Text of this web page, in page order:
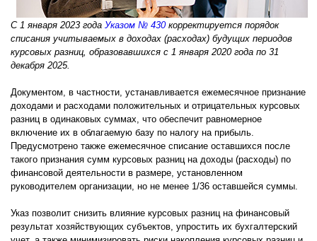
С 1 января 2023 года Указом № 430 корректируется порядок
списания учитываемых в доходах (расходах) будущих периодов
курсовых разниц, образовавшихся с 1 января 2020 года по 31
декабря 2025.
Документом, в частности, устанавливается ежемесячное признание
доходами и расходами положительных и отрицательных курсовых
разниц в одинаковых суммах, что обеспечит равномерное
включение их в облагаемую базу по налогу на прибыль.
Предусмотрено также ежемесячное списание оставшихся после
такого признания сумм курсовых разниц на доходы (расходы) по
финансовой деятельности в размере, установленном
руководителем организации, но не менее 1/36 оставшейся суммы.
Указ позволит снизить влияние курсовых разниц на финансовый
результат хозяйствующих субъектов, упростить их бухгалтерский